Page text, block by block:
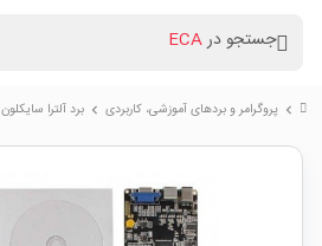
جستجو درECA
chevron_right پروگرامر و بردهای آموزشی، کاربردی chevron_right برد آلترا سایکلون 4 Altera Cyclone IV FPGA همراه با پروگرامر